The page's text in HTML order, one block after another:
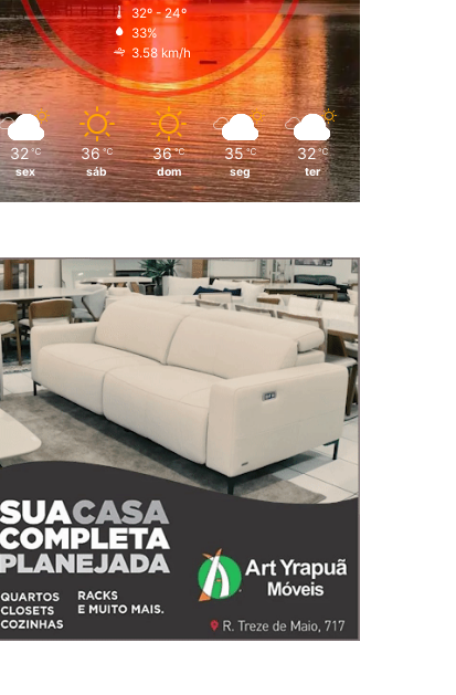
32º - 24º
33%
3.58 km/h
32 ℃
sex
36 ℃
sáb
36 ℃
dom
35 ℃
seg
32 ℃
ter